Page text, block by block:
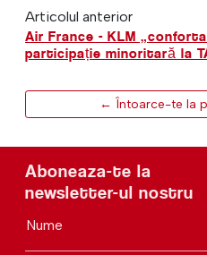
Articolul anterior
Air France - KLM
participație minoritară la
← Întoarce-te la
Aboneaza-te la
newsletter-ul nostru
Nume